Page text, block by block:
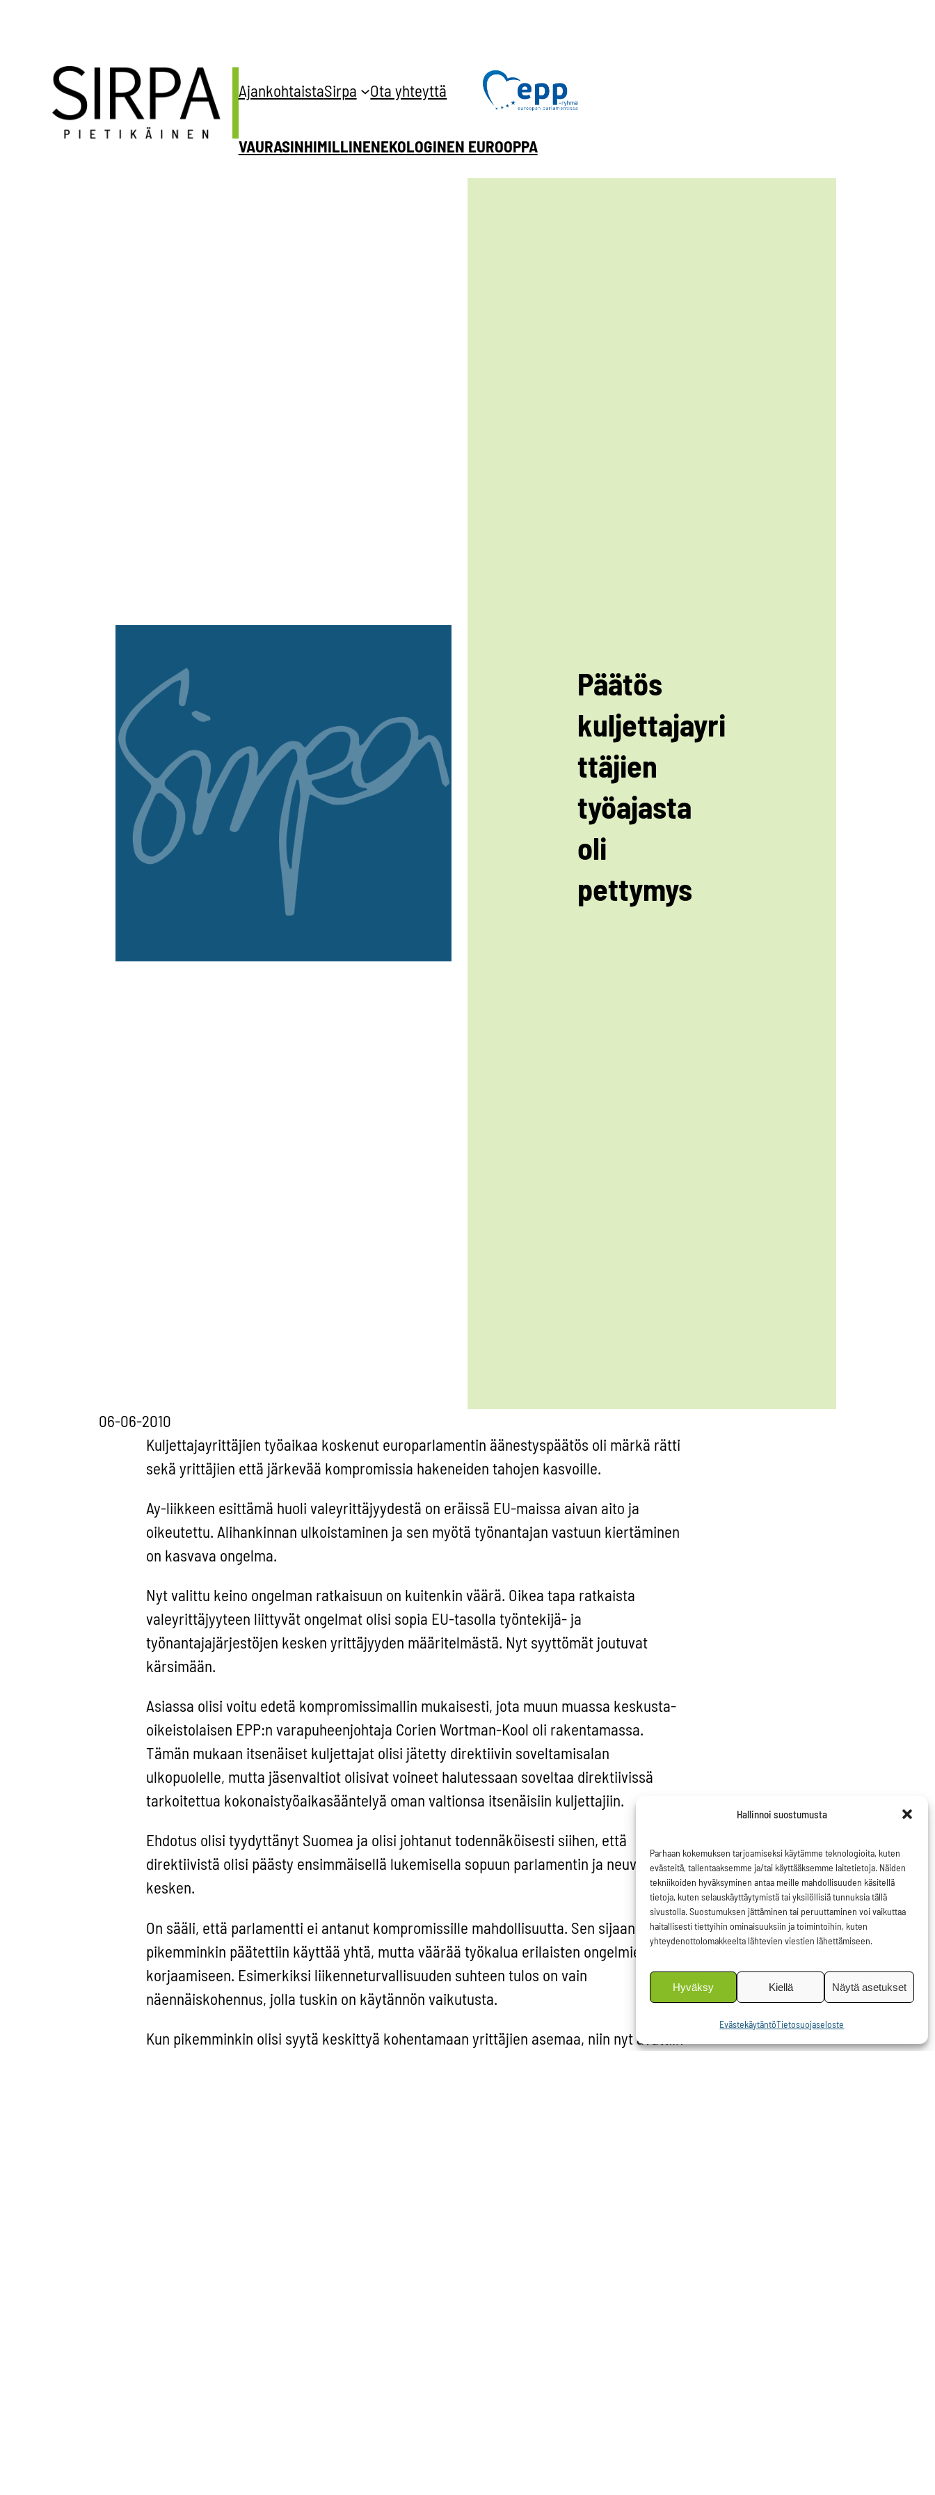
Hallinnoi suostumusta
Parhaan kokemuksen tarjoamiseksi käytämme teknologioita, kuten
evästeitä, tallentaaksemme ja/tai käyttääksemme laitetietoja. Näiden
tekniikoiden hyväksyminen antaa meille mahdollisuuden käsitellä
tietoja, kuten selauskäyttäytymistä tai yksilöllisiä tunnuksia tällä
sivustolla. Suostumuksen jättäminen tai peruuttaminen voi vaikuttaa
haitallisesti tiettyihin ominaisuuksiin ja toimintoihin, kuten
yhteydenottolomakkeelta lähtevien viestien lähettämiseen.
Hyväksy Kiellä Näytä asetukset
EvästekäytäntöTietosuojaseloste
AjankohtaistaSirpa Ota yhteyttä
VAURASINHIMILLINENEKOLOGINEN EUROOPPA
Päätös
kuljettajayri
ttäjien
työajasta
oli
pettymys
06-06-2010
Kuljettajayrittäjien työaikaa koskenut europarlamentin äänestyspäätös oli märkä rätti
sekä yrittäjien että järkevää kompromissia hakeneiden tahojen kasvoille.
Ay-liikkeen esittämä huoli valeyrittäjyydestä on eräissä EU-maissa aivan aito ja
oikeutettu. Alihankinnan ulkoistaminen ja sen myötä työnantajan vastuun kiertäminen
on kasvava ongelma.
Nyt valittu keino ongelman ratkaisuun on kuitenkin väärä. Oikea tapa ratkaista
valeyrittäjyyteen liittyvät ongelmat olisi sopia EU-tasolla työntekijä- ja
työnantajajärjestöjen kesken yrittäjyyden määritelmästä. Nyt syyttömät joutuvat
kärsimään.
Asiassa olisi voitu edetä kompromissimallin mukaisesti, jota muun muassa keskusta-
oikeistolaisen EPP:n varapuheenjohtaja Corien Wortman-Kool oli rakentamassa.
Tämän mukaan itsenäiset kuljettajat olisi jätetty direktiivin soveltamisalan
ulkopuolelle, mutta jäsenvaltiot olisivat voineet halutessaan soveltaa direktiivissä
tarkoitettua kokonaistyöaikasääntelyä oman valtionsa itsenäisiin kuljettajiin.
Ehdotus olisi tyydyttänyt Suomea ja olisi johtanut todennäköisesti siihen, että
direktiivistä olisi päästy ensimmäisellä lukemisella sopuun parlamentin ja neuvoston
kesken.
On sääli, että parlamentti ei antanut kompromissille mahdollisuutta. Sen sijaan
pikemminkin päätettiin käyttää yhtä, mutta väärää työkalua erilaisten ongelmien
korjaamiseen. Esimerkiksi liikenneturvallisuuden suhteen tulos on vain
näennäiskohennus, jolla tuskin on käytännön vaikutusta.
Kun pikemminkin olisi syytä keskittyä kohentamaan yrittäjien asemaa, niin nyt avattiin